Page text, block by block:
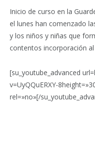
Inicio de curso en la
el lunes han comenzado
y los niños y niñas que
contentos incorporación al
[su_youtube_advanced
v=UyQQuERXY-
rel=»no»[/